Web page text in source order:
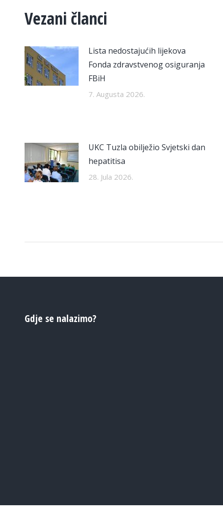
Vezani članci
Lista nedostajućih lijekova
Fonda zdravstvenog osiguranja
FBiH
7. Augusta 2026.
UKC Tuzla obilježio Svjetski dan
hepatitisa
28. Jula 2026.
Gdje se nalazimo?